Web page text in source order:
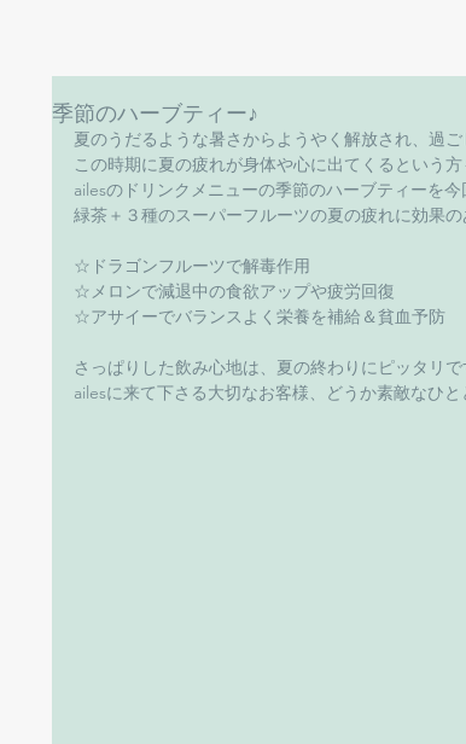
季節のハーブティー♪
夏のうだるような暑さからようやく解放され、過
この時期に夏の疲れが身体や心に出てくるという
ailesのドリンクメニューの季節のハーブティーを今
緑茶＋３種のスーパーフルーツの夏の疲れに効果
☆ドラゴンフルーツで解毒作用
☆メロンで減退中の食欲アップや疲労回復
☆アサイーでバランスよく栄養を補給＆貧血予防　
さっぱりした飲み心地は、夏の終わりにピッタリで
ailesに来て下さる大切なお客様、どうか素敵なひ